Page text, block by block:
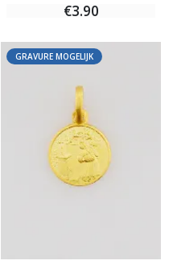
€3.90
GRAVURE MOGELIJK